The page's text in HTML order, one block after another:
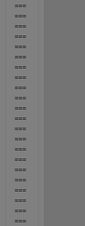
===
===
===
===
===
===
===
===
===
===
===
===
===
===
===
===
===
===
===
===
===
===